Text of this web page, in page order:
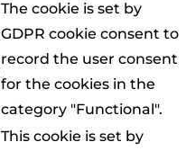
The cookie is set by
GDPR cookie consent to
record the user consent
for the cookies in the
category "Functional".
This cookie is set by